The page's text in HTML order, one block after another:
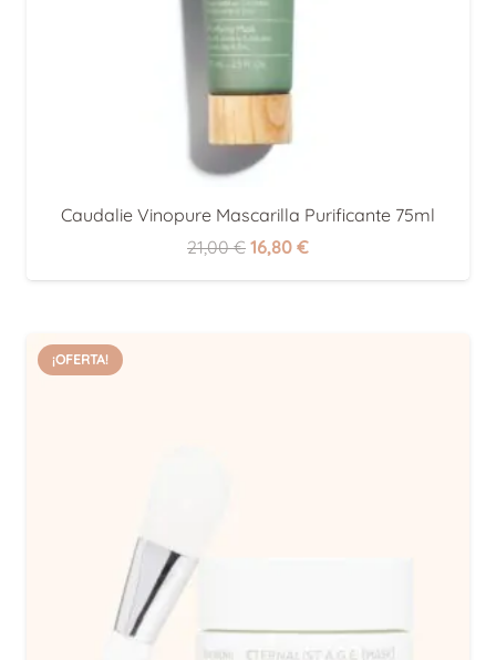
Caudalie Vinopure Mascarilla Purificante 75ml
21,00€ El
precio
16,80 €El
precio
¡OFERTA!